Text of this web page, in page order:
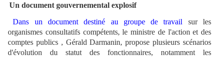
Un document gouvernemental explosif
Dans un document destiné au groupe de travail sur les
organismes consultatifs compétents, le ministre de l'action et des
comptes publics , Gérald Darmanin, propose plusieurs scénarios
d'évolution du statut des fonctionnaires, notamment les